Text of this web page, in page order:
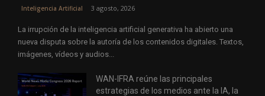
Inteligencia Artificial 3 agosto, 2026
La irrupción de la inteligencia artificial generativa ha abierto una
nueva disputa sobre la autoría de los contenidos digitales. Textos,
imágenes, vídeos y audios...
WAN-IFRA reúne las principales
estrategias de los medios ante la IA, la